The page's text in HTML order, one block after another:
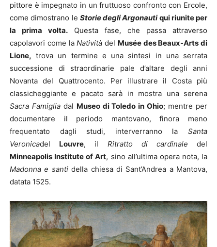
pittore è impegnato in un fruttuoso confronto con Ercole,
come dimostrano le Storie degli Argonautiqui riunite per
la prima volta. Questa fase, che passa attraverso
capolavori come laNatività del Musée des Beaux-Arts di
Lione, trova un termine e una sintesi in una serrata
successione di straordinarie pale d’altare degli anni
Novanta del Quattrocento. Per illustrare il Costa più
classicheggiante e pacato sarà in mostra una serena
Sacra Famigliadal Museo di Toledo in Ohio; mentre per
documentare il periodo mantovano, finora meno
frequentato dagli studi, interverranno la Santa
Veronicadel Louvre, il Ritratto di cardinale del
Minneapolis Institute of Art, sino all’ultima opera nota, la
Madonna e santidella chiesa di Sant’Andrea a Mantova,
datata 1525.